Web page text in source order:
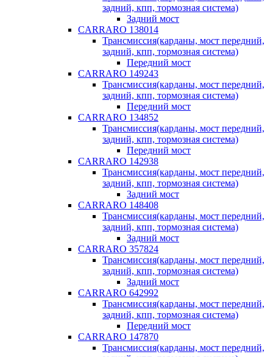
задний, кпп, тормозная система)
Задний мост
CARRARO 138014
Трансмиссия(карданы, мост передний,
задний, кпп, тормозная система)
Передний мост
CARRARO 149243
Трансмиссия(карданы, мост передний,
задний, кпп, тормозная система)
Передний мост
CARRARO 134852
Трансмиссия(карданы, мост передний,
задний, кпп, тормозная система)
Передний мост
CARRARO 142938
Трансмиссия(карданы, мост передний,
задний, кпп, тормозная система)
Задний мост
CARRARO 148408
Трансмиссия(карданы, мост передний,
задний, кпп, тормозная система)
Задний мост
CARRARO 357824
Трансмиссия(карданы, мост передний,
задний, кпп, тормозная система)
Задний мост
CARRARO 642992
Трансмиссия(карданы, мост передний,
задний, кпп, тормозная система)
Передний мост
CARRARO 147870
Трансмиссия(карданы, мост передний,